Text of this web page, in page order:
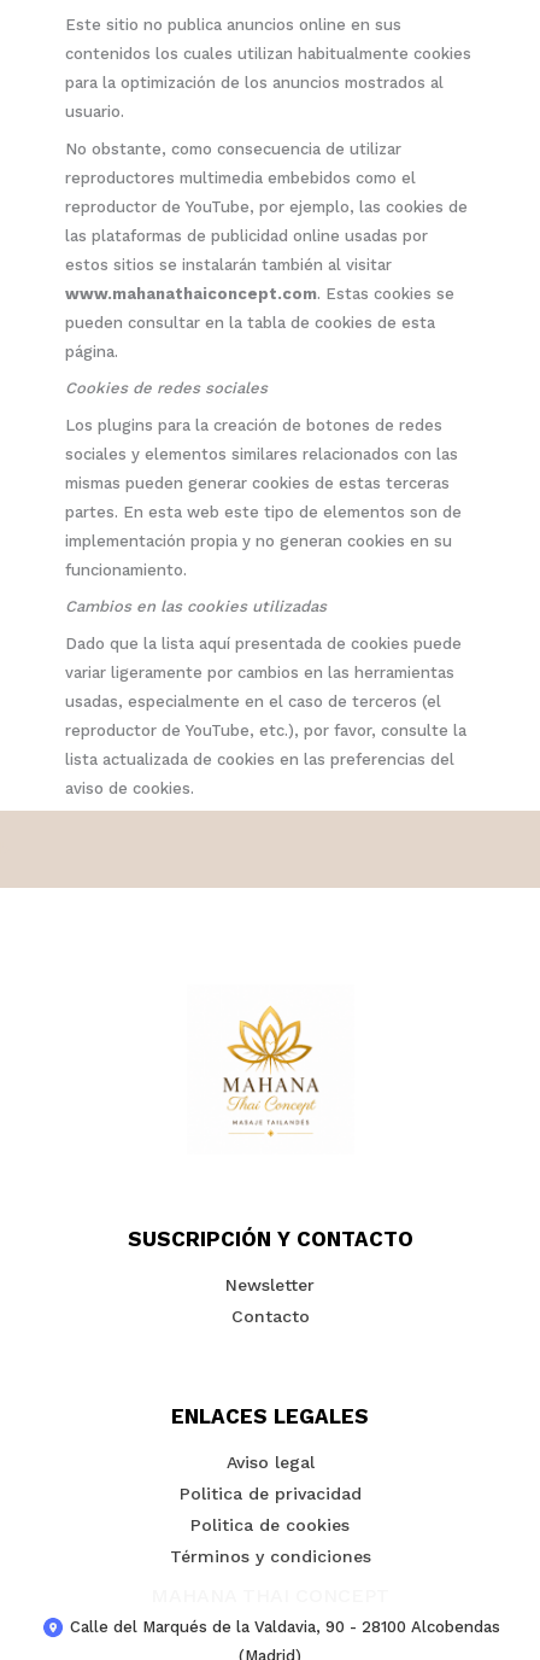
Este sitio no publica anuncios online en sus
contenidos los cuales utilizan habitualmente cookies
para la optimización de los anuncios mostrados al
usuario.
No obstante, como consecuencia de utilizar
reproductores multimedia embebidos como el
reproductor de YouTube, por ejemplo, las cookies de
las plataformas de publicidad online usadas por
estos sitios se instalarán también al visitar
www.mahanathaiconcept.com. Estas cookies se
pueden consultar en la tabla de cookies de esta
página.
Cookies de redes sociales
Los plugins para la creación de botones de redes
sociales y elementos similares relacionados con las
mismas pueden generar cookies de estas terceras
partes. En esta web este tipo de elementos son de
implementación propia y no generan cookies en su
funcionamiento.
Cambios en las cookies utilizadas
Dado que la lista aquí presentada de cookies puede
variar ligeramente por cambios en las herramientas
usadas, especialmente en el caso de terceros (el
reproductor de YouTube, etc.), por favor, consulte la
lista actualizada de cookies en las preferencias del
aviso de cookies.
SUSCRIPCIÓN Y CONTACTO
Newsletter
Contacto
ENLACES LEGALES
Aviso legal
Politica de privacidad
Politica de cookies
Términos y condiciones
Calle del Marqués de la Valdavia, 90 - 28100 Alcobendas
(Madrid)